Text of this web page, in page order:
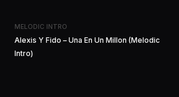
MELODIC INTRO
Alexis Y Fido – Una En Un Millon (Melodic
Intro)